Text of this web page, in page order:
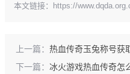
本文链接：
https://
上一篇： 热血传奇玉兔称号获
下一篇： 冰火游戏热血传奇怎